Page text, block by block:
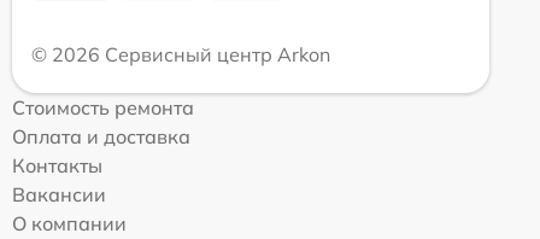
© 2026 Сервисный центр Arkon
Стоимость ремонта
Оплата и доставка
Контакты
Вакансии
О компании